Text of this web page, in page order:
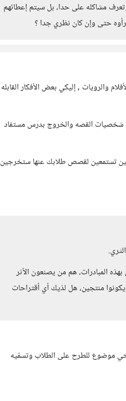
مشاكله على حدا، بل سيتم إعطائهم
حتى وإن كان نظري جدا ؟
والرويات , إليكي بعض الأفكار القابله
شخصيات القصه والخروج بدرس مستفاد
تستمعين لقصص طلابك عنها ستخرجين
المبادرات، هم من يصنعون الأثر
منتجين، هل لذيك أي أقتراحات
موضوع للطرح على الطلاب وتسمّيه